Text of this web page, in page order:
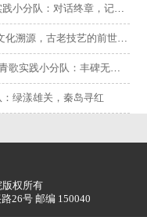
队：对话终章，记忆启封
源，古老技艺的前世今生
分队：丰碑无言，光照千秋
绿漾雄关，秦岛寻红
版权所有
26号 邮编 150040